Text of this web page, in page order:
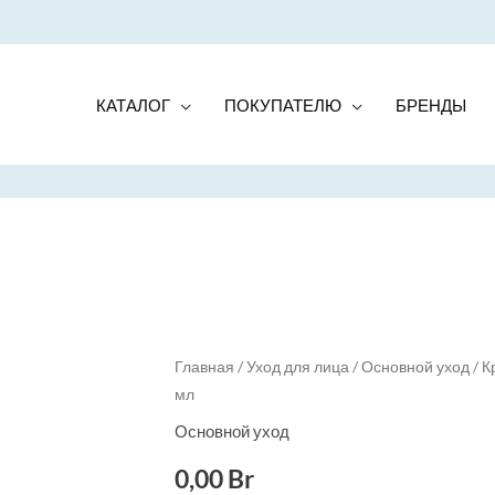
КАТАЛОГ ПОКУПАТЕЛЮ БРЕНДЫ
Главная /Уход для лица /Основной уход /
мл
Основной уход
0,00Br
Quantity